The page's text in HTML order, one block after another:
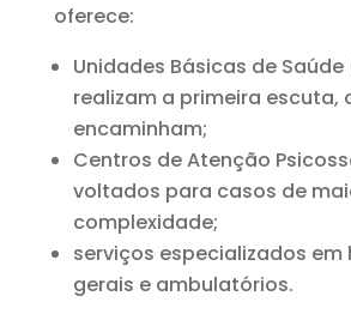
oferece:
Unidades Básicas de Saúde
realizam a primeira escuta,
encaminham;
Centros de Atenção
voltados para casos de
complexidade;
serviços especializados em
gerais e ambulatórios.